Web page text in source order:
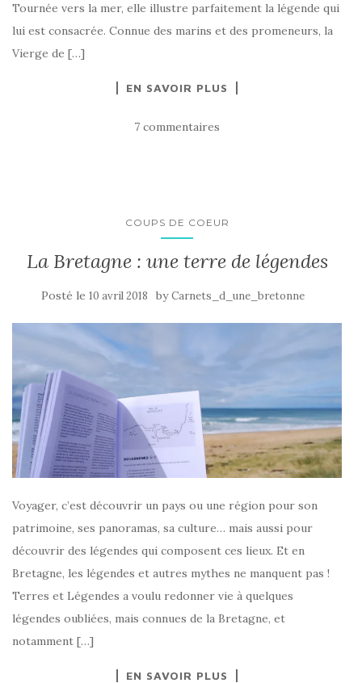
Tournée vers la mer, elle illustre parfaitement la légende qui
lui est consacrée. Connue des marins et des promeneurs, la
Vierge de […]
EN SAVOIR PLUS
7 commentaires
COUPS DE COEUR
La Bretagne : une terre de légendes
Posté le 10 avril 2018 byCarnets_d_une_bretonne
Voyager, c’est découvrir un pays ou une région pour son
patrimoine, ses panoramas, sa culture… mais aussi pour
découvrir des légendes qui composent ces lieux. Et en
Bretagne, les légendes et autres mythes ne manquent pas !
Terres et Légendes a voulu redonner vie à quelques
légendes oubliées, mais connues de la Bretagne, et
notamment […]
EN SAVOIR PLUS